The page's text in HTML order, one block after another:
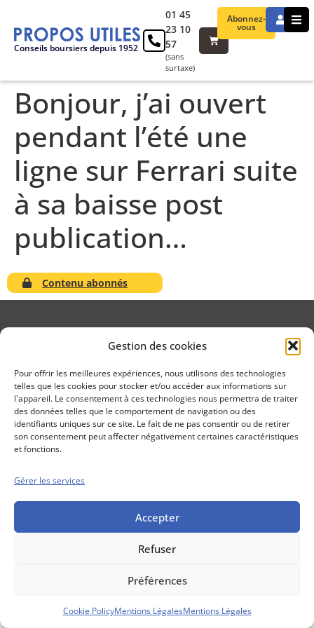
Gestion des cookies
Pour offrir les meilleures expériences, nous utilisons des technologies
telles que les cookies pour stocker et/ou accéder aux informations sur
l'appareil. Le consentement à ces technologies nous permettra de traiter
des données telles que le comportement de navigation ou des
identifiants uniques sur ce site. Le fait de ne pas consentir ou de retirer
son consentement peut affecter négativement certaines caractéristiques
et fonctions.
Gérer les services
Accepter
Refuser
Préférences
Cookie PolicyMentions LégalesMentions Légales
Conseils boursiers depuis 1952
Abonnez-
vous
01 45
23 10
57
(sans
surtaxe)
Bonjour, j’ai ouvert
pendant l’été une
ligne sur Ferrari suite
à sa baisse post
publication…
Contenu abonnés
Conseils boursiers depuis 1952
Propos Utiles est
une publication
des Editions
Marigny
Mentions Légales
Politique cookie